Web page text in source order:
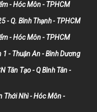
- Hóc Môn - TPHCM
- Q. Bình Thạnh - TPHCM
- Hóc Môn - TPHCM
- Thuận An - Bình Dương
Tân Tạo - Q Bình Tân -
Thới Nhì - Hóc Môn -